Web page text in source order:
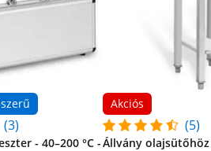
(3)
- 40–200 °C -
Akciós
(5)
Állvány olajsütőhöz